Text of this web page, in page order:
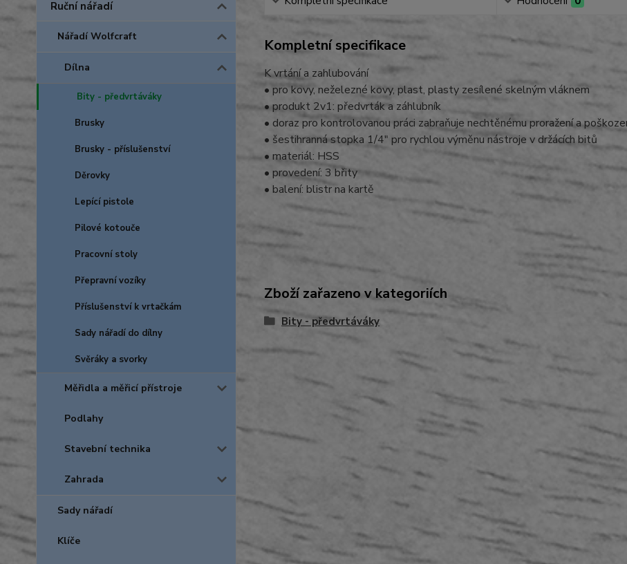
Ruční nářadí
Nářadí Wolfcraft
Dílna
Bity - předvrtáváky
Brusky
Brusky - příslušenství
Děrovky
Lepící pistole
Pilové kotouče
Pracovní stoly
Přepravní vozíky
Příslušenství k vrtačkám
Sady nářadí do dílny
Svěráky a svorky
Měřidla a měřicí přístroje
Podlahy
Stavební technika
Zahrada
Sady nářadí
Klíče
Kompletní specifikace
K vrtání a zahlubování
• pro kovy, neželezné kovy, plast, plasty zesílené skelným vláknem
• produkt 2v1: předvrták a záhlubník
• doraz pro kontrolovanou práci zabraňuje nechtěnému proražení a
• šestihranná stopka 1/4" pro rychlou výměnu nástroje v držácích bitů
• materiál: HSS
• provedení: 3 břity
• balení: blistr na kartě
Zboží zařazeno v kategoriích
Bity - předvrtáváky